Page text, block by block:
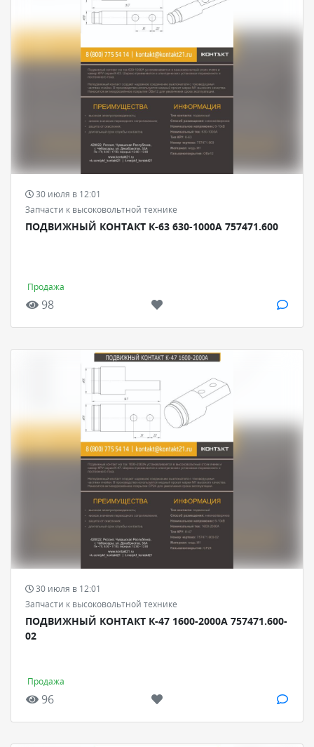
30 июля в 12:01
Запчасти к высоковольтной технике
ПОДВИЖНЫЙ КОНТАКТ К-63 630-1000А 757471.600
Продажа
98
30 июля в 12:01
Запчасти к высоковольтной технике
ПОДВИЖНЫЙ КОНТАКТ К-47 1600-2000А 757471.600-
02
Продажа
96